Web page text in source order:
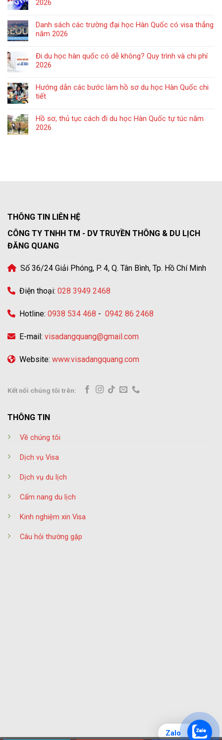
2026
Danh sách các trường đại học Hàn Quốc có visa thẳng
năm 2026
Đi du học hàn quốc có dễ không? Quy trình và chi phí
2026
Hướng dẫn các bước làm hồ sơ du học Hàn Quốc chi
tiết
Hồ sơ, thủ tục cách đi du học Hàn Quốc tự túc năm
2026
THÔNG TIN LIÊN HỆ
CÔNG TY TNHH TM - DV TRUYỀN THÔNG & DU LỊCH
ĐĂNG QUANG
Số 36/24 Giải Phóng, P. 4, Q. Tân Bình, Tp. Hồ Chí Minh
Điện thoại: 028 3949 2468
Hotline: 0938 534 468 - 0942 86 2468
E-mail: visadangquang@gmail.com
Website: www.visadangquang.com
Kết nối chúng tôi trên:
THÔNG TIN
Về chúng tôi
Dịch vụ Visa
Dịch vụ du lịch
Cẩm nang du lịch
Kinh nghiệm xin Visa
Câu hỏi thường gặp
Zalo